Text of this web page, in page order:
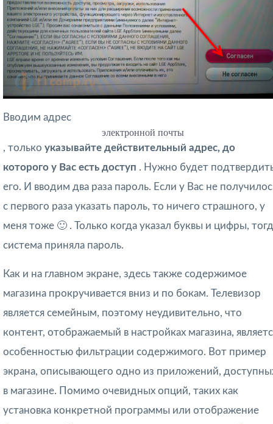
Вводим адрес
электронной почты
, только указывайте действительный адрес, до
которого у Вас есть доступ . Нужно будет
его. И вводим два раза пароль. Если у Вас не
с первого раза указать пароль, то ничего страшного, у
меня тоже 🙂 . Только когда указал буквы и цифры,
система приняла пароль.
Как и на главном экране, здесь также содержимое
магазина прокручивается вниз и по бокам. Телевизор
является семейным, поэтому неудивительно, что
контент, отображаемый в настройках магазина,
особенностью фильтрации содержимого. Вот пример
экрана, описывающего одно из приложений,
в магазине. Помимо очевидных опций, таких как
установка конкретной программы или отображение